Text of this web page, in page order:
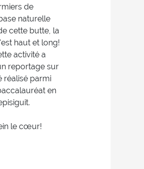
de
naturelle
cette butte, la
haut et long!
activité a
reportage sur
réalisé parmi
en
le cœur!